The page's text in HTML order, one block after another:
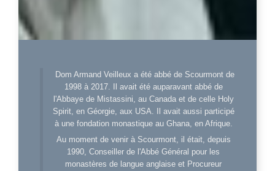
Dom Armand Veilleux a été abbé de Scourmont de
1998 à 2017. Il avait été auparavant abbé de
l'Abbaye de Mistassini, au Canada et de celle Holy
Spirit, en Géorgie, aux USA. Il avait aussi participé
à une fondation monastique au Ghana, en Afrique.
Au moment de venir à Scourmont, il était, depuis
1990, Conseiller de l'Abbé Général pour les
monastères de langue anglaise et Procureur